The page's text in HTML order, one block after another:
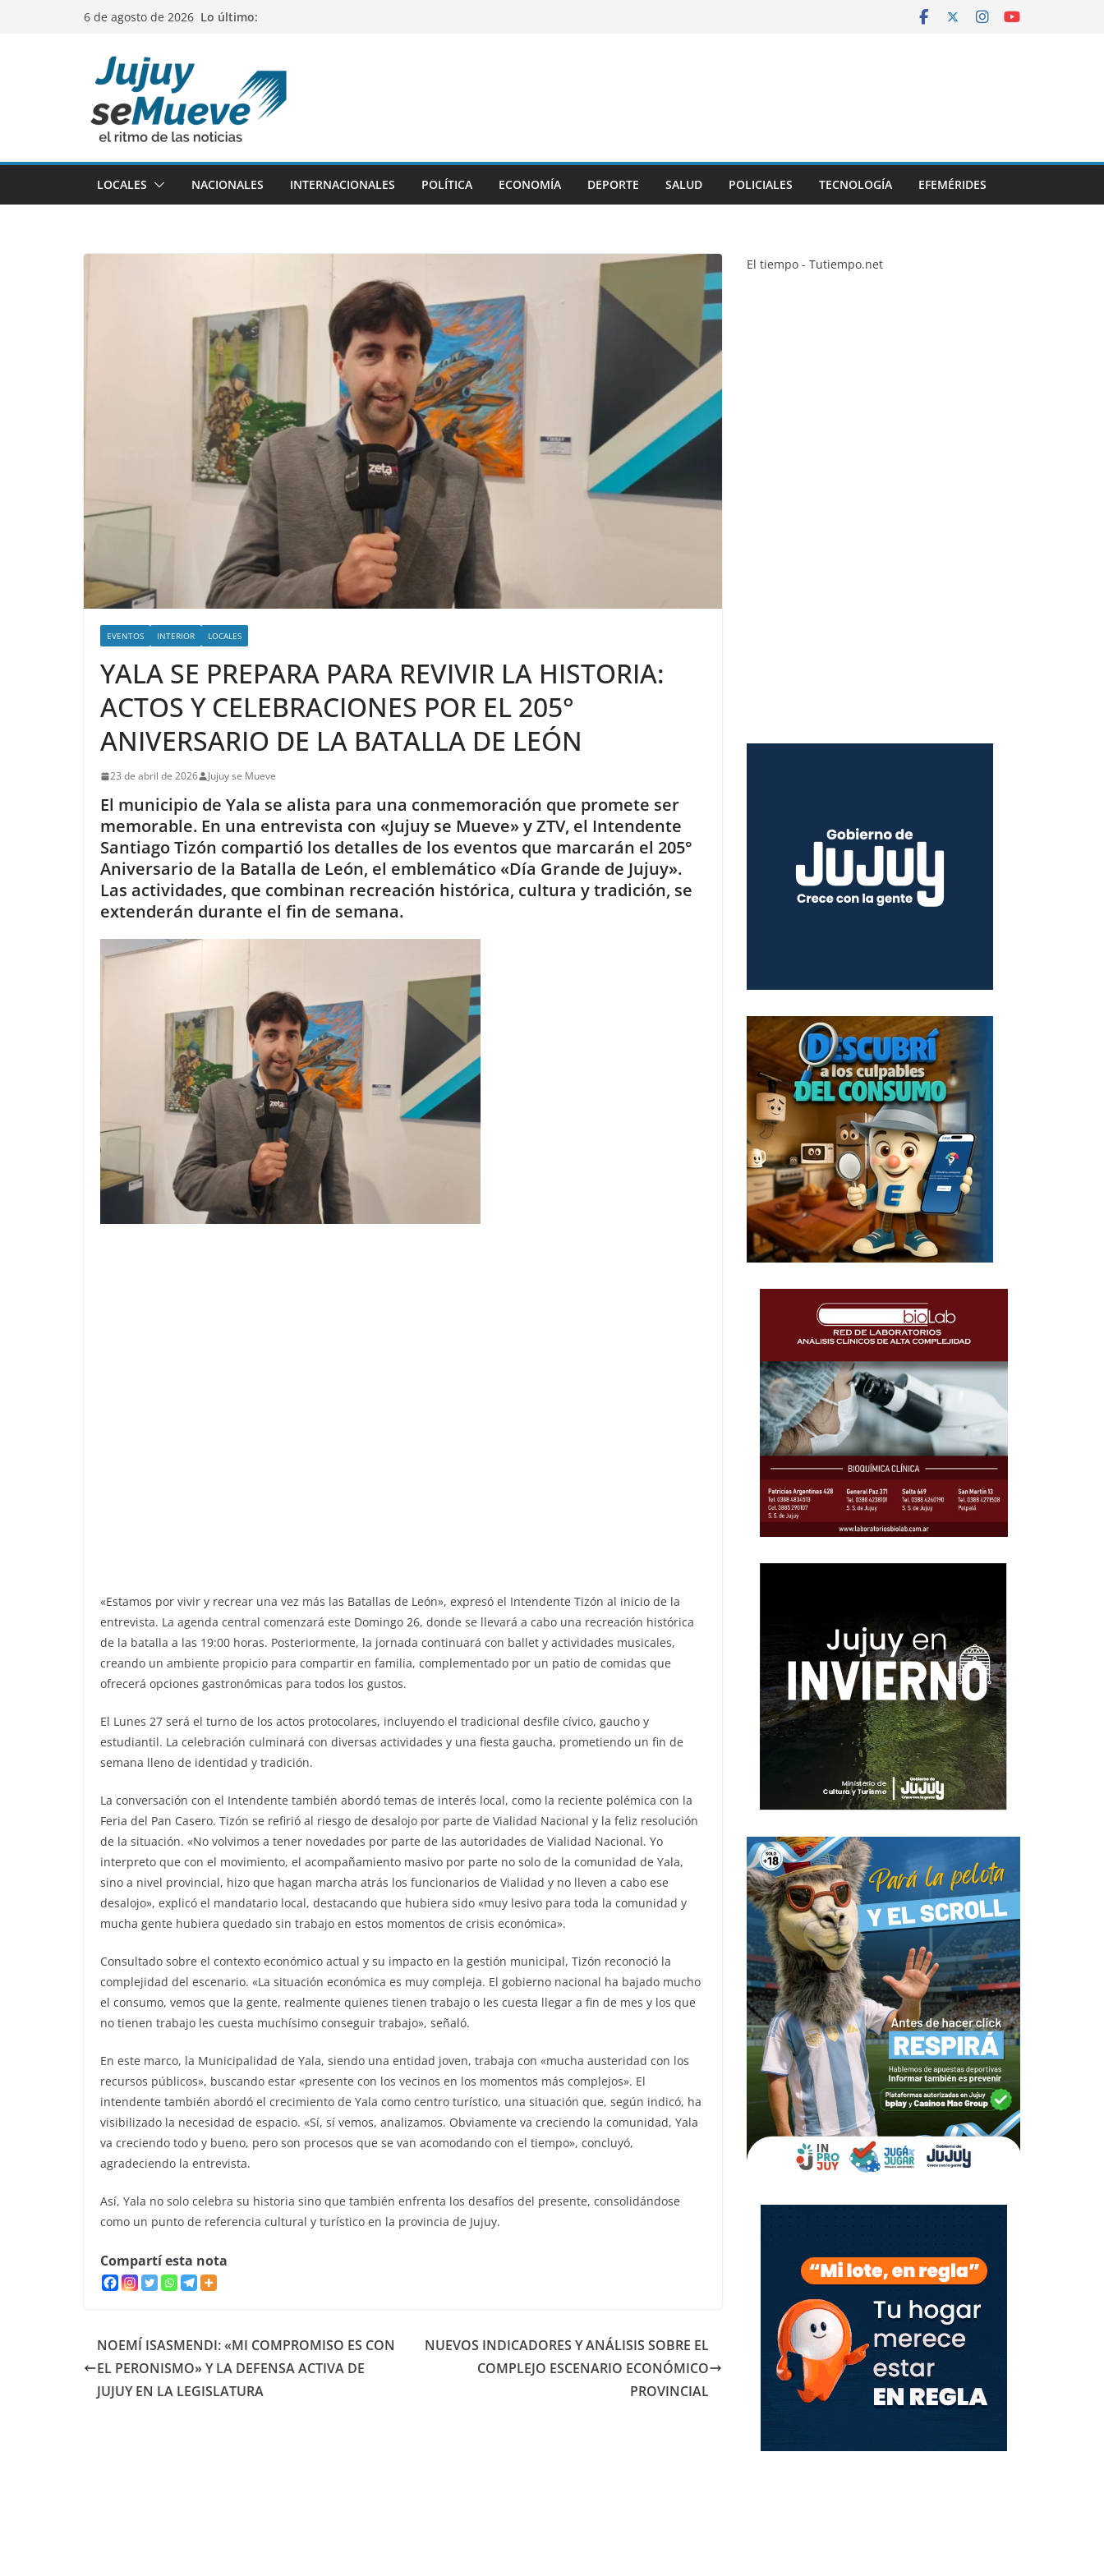
6 de agosto de 2026 Lo último:
LOCALES NACIONALES INTERNACIONALES POLÍTICA ECONOMÍA DEPORTE SALUD POLICIALES TECNOLOGÍA EFEMÉRIDES
EVENTOS INTERIOR LOCALES
YALA SE PREPARA PARA REVIVIR LA HISTORIA:
ACTOS Y CELEBRACIONES POR EL 205°
ANIVERSARIO DE LA BATALLA DE LEÓN
23 de abril de 2026 Jujuy se Mueve
El municipio de Yala se alista para una conmemoración que promete ser
memorable. En una entrevista con «Jujuy se Mueve» y ZTV, el Intendente
Santiago Tizón compartió los detalles de los eventos que marcarán el 205°
Aniversario de la Batalla de León, el emblemático «Día Grande de Jujuy».
Las actividades, que combinan recreación histórica, cultura y tradición, se
extenderán durante el fin de semana.
«Estamos por vivir y recrear una vez más las Batallas de León», expresó el Intendente Tizón al inicio de la
entrevista. La agenda central comenzará este Domingo 26, donde se llevará a cabo una recreación histórica
de la batalla a las 19:00 horas. Posteriormente, la jornada continuará con ballet y actividades musicales,
creando un ambiente propicio para compartir en familia, complementado por un patio de comidas que
ofrecerá opciones gastronómicas para todos los gustos.
El Lunes 27 será el turno de los actos protocolares, incluyendo el tradicional desfile cívico, gaucho y
estudiantil. La celebración culminará con diversas actividades y una fiesta gaucha, prometiendo un fin de
semana lleno de identidad y tradición.
La conversación con el Intendente también abordó temas de interés local, como la reciente polémica con la
Feria del Pan Casero. Tizón se refirió al riesgo de desalojo por parte de Vialidad Nacional y la feliz resolución
de la situación. «No volvimos a tener novedades por parte de las autoridades de Vialidad Nacional. Yo
interpreto que con el movimiento, el acompañamiento masivo por parte no solo de la comunidad de Yala,
sino a nivel provincial, hizo que hagan marcha atrás los funcionarios de Vialidad y no lleven a cabo ese
desalojo», explicó el mandatario local, destacando que hubiera sido «muy lesivo para toda la comunidad y
mucha gente hubiera quedado sin trabajo en estos momentos de crisis económica».
Consultado sobre el contexto económico actual y su impacto en la gestión municipal, Tizón reconoció la
complejidad del escenario. «La situación económica es muy compleja. El gobierno nacional ha bajado mucho
el consumo, vemos que la gente, realmente quienes tienen trabajo o les cuesta llegar a fin de mes y los que
no tienen trabajo les cuesta muchísimo conseguir trabajo», señaló.
En este marco, la Municipalidad de Yala, siendo una entidad joven, trabaja con «mucha austeridad con los
recursos públicos», buscando estar «presente con los vecinos en los momentos más complejos». El
intendente también abordó el crecimiento de Yala como centro turístico, una situación que, según indicó, ha
visibilizado la necesidad de espacio. «Sí, sí vemos, analizamos. Obviamente va creciendo la comunidad, Yala
va creciendo todo y bueno, pero son procesos que se van acomodando con el tiempo», concluyó,
agradeciendo la entrevista.
Así, Yala no solo celebra su historia sino que también enfrenta los desafíos del presente, consolidándose
como un punto de referencia cultural y turístico en la provincia de Jujuy.
Compartí esta nota
NOEMÍ ISASMENDI: «MI COMPROMISO ES CON
EL PERONISMO» Y LA DEFENSA ACTIVA DE
JUJUY EN LA LEGISLATURA
NUEVOS INDICADORES Y ANÁLISIS SOBRE EL
COMPLEJO ESCENARIO ECONÓMICO
PROVINCIAL
El tiempo - Tutiempo.net